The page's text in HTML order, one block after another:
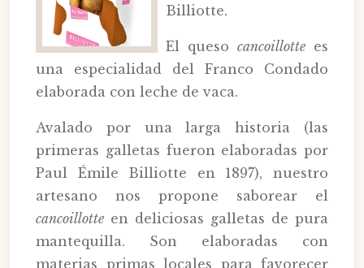
Billiotte.
El queso cancoillotte es
una especialidad del Franco Condado
elaborada con leche de vaca.
Avalado por una larga historia (las
primeras galletas fueron elaboradas por
Paul Émile Billiotte en 1897), nuestro
artesano nos propone saborear el
cancoillotte en deliciosas galletas de pura
mantequilla. Son elaboradas con
materias primas locales para favorecer